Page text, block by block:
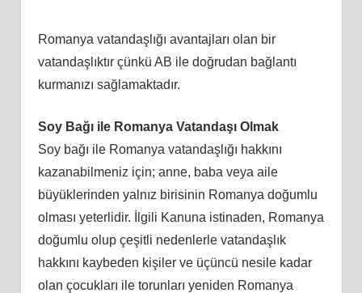
Romanya vatandaşlığı avantajları olan bir
vatandaşlıktır çünkü AB ile doğrudan bağlantı
kurmanızı sağlamaktadır.
Soy Bağı ile Romanya Vatandaşı Olmak
Soy bağı ile Romanya vatandaşlığı hakkını
kazanabilmeniz için; anne, baba veya aile
büyüklerinden yalnız birisinin Romanya doğumlu
olması yeterlidir. İlgili Kanuna istinaden, Romanya
doğumlu olup çeşitli nedenlerle vatandaşlık
hakkını kaybeden kişiler ve üçüncü nesile kadar
olan çocukları ile torunları yeniden Romanya